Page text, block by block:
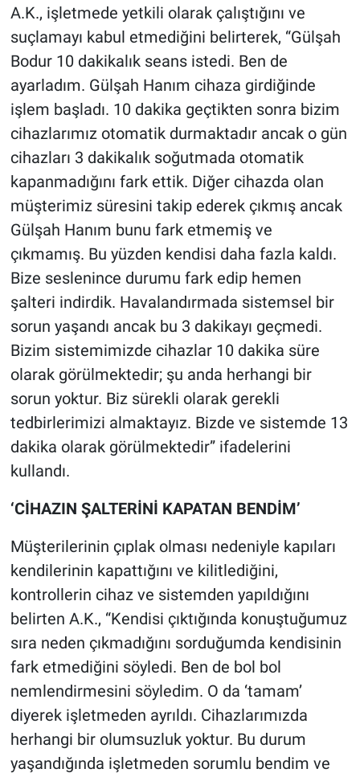
A.K., işletmede yetkili olarak çalıştığını ve
suçlamayı kabul etmediğini belirterek, “Gülşah
Bodur 10 dakikalık seans istedi. Ben de
ayarladım. Gülşah Hanım cihaza girdiğinde
işlem başladı. 10 dakika geçtikten sonra bizim
cihazlarımız otomatik durmaktadır ancak o gün
cihazları 3 dakikalık soğutmada otomatik
kapanmadığını fark ettik. Diğer cihazda olan
müşterimiz süresini takip ederek çıkmış ancak
Gülşah Hanım bunu fark etmemiş ve
çıkmamış. Bu yüzden kendisi daha fazla kaldı.
Bize seslenince durumu fark edip hemen
şalteri indirdik. Havalandırmada sistemsel bir
sorun yaşandı ancak bu 3 dakikayı geçmedi.
Bizim sistemimizde cihazlar 10 dakika süre
olarak görülmektedir; şu anda herhangi bir
sorun yoktur. Biz sürekli olarak gerekli
tedbirlerimizi almaktayız. Bizde ve sistemde 13
dakika olarak görülmektedir” ifadelerini
kullandı.
‘CİHAZIN ŞALTERİNİ KAPATAN BENDİM’
Müşterilerinin çıplak olması nedeniyle kapıları
kendilerinin kapattığını ve kilitlediğini,
kontrollerin cihaz ve sistemden yapıldığını
belirten A.K., “Kendisi çıktığında konuştuğumuz
sıra neden çıkmadığını sorduğumda kendisinin
fark etmediğini söyledi. Ben de bol bol
nemlendirmesini söyledim. O da ‘tamam’
diyerek işletmeden ayrıldı. Cihazlarımızda
herhangi bir olumsuzluk yoktur. Bu durum
yaşandığında işletmeden sorumlu bendim ve